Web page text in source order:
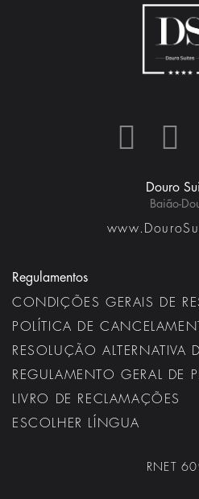
Douro
Baião-
Regulamentos
CONDIÇÕES GERAIS DE
POLÍTICA DE
RESOLUÇÃO ALTERNATIVA
REGULAMENTO GERAL DE
LIVRO DE RECLAMAÇÕES
ESCOLHER LÍNGUA
RNET